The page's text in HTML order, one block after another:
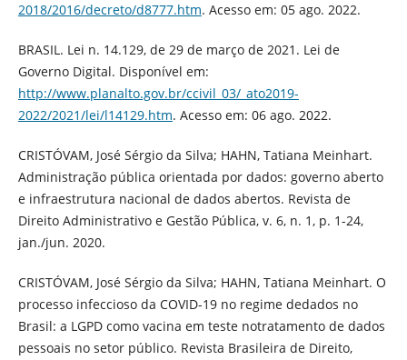
2018/2016/decreto/d8777.htm. Acesso em: 05 ago. 2022.
BRASIL. Lei n. 14.129, de 29 de março de 2021. Lei de
Governo Digital. Disponível em:
http://www.planalto.gov.br/ccivil_03/_ato2019-
2022/2021/lei/l14129.htm. Acesso em: 06 ago. 2022.
CRISTÓVAM, José Sérgio da Silva; HAHN, Tatiana Meinhart.
Administração pública orientada por dados: governo aberto
e infraestrutura nacional de dados abertos. Revista de
Direito Administrativo e Gestão Pública, v. 6, n. 1, p. 1-24,
jan./jun. 2020.
CRISTÓVAM, José Sérgio da Silva; HAHN, Tatiana Meinhart. O
processo infeccioso da COVID-19 no regime dedados no
Brasil: a LGPD como vacina em teste notratamento de dados
pessoais no setor público. Revista Brasileira de Direito,